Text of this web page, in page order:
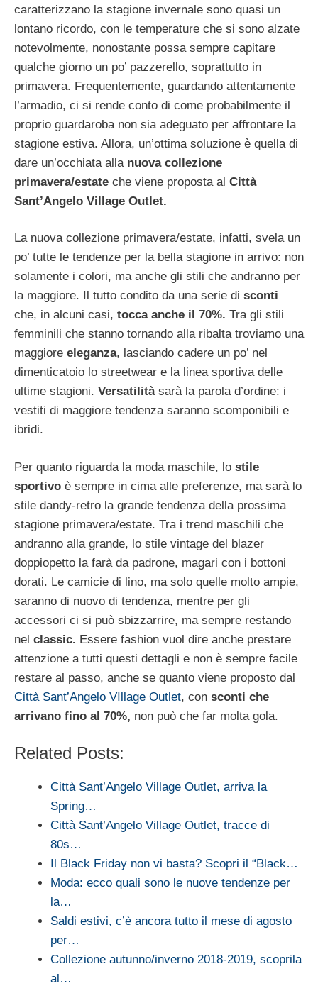
caratterizzano la stagione invernale sono quasi un
lontano ricordo, con le temperature che si sono alzate
notevolmente, nonostante possa sempre capitare
qualche giorno un po’ pazzerello, soprattutto in
primavera. Frequentemente, guardando attentamente
l’armadio, ci si rende conto di come probabilmente il
proprio guardaroba non sia adeguato per affrontare la
stagione estiva. Allora, un’ottima soluzione è quella di
dare un’occhiata alla nuova collezione
primavera/estate che viene proposta al Città
Sant’Angelo Village Outlet.
La nuova collezione primavera/estate, infatti, svela un
po’ tutte le tendenze per la bella stagione in arrivo: non
solamente i colori, ma anche gli stili che andranno per
la maggiore. Il tutto condito da una serie di sconti
che, in alcuni casi, tocca anche il 70%. Tra gli stili
femminili che stanno tornando alla ribalta troviamo una
maggiore eleganza, lasciando cadere un po’ nel
dimenticatoio lo streetwear e la linea sportiva delle
ultime stagioni. Versatilità sarà la parola d’ordine: i
vestiti di maggiore tendenza saranno scomponibili e
ibridi.
Per quanto riguarda la moda maschile, lo stile
sportivo è sempre in cima alle preferenze, ma sarà lo
stile dandy-retro la grande tendenza della prossima
stagione primavera/estate. Tra i trend maschili che
andranno alla grande, lo stile vintage del blazer
doppiopetto la farà da padrone, magari con i bottoni
dorati. Le camicie di lino, ma solo quelle molto ampie,
saranno di nuovo di tendenza, mentre per gli
accessori ci si può sbizzarrire, ma sempre restando
nel classic. Essere fashion vuol dire anche prestare
attenzione a tutti questi dettagli e non è sempre facile
restare al passo, anche se quanto viene proposto dal
Città Sant’Angelo VIllage Outlet, con sconti che
arrivano fino al 70%, non può che far molta gola.
Related Posts:
Città Sant’Angelo Village Outlet, arriva la
Spring…
Città Sant’Angelo Village Outlet, tracce di
80s…
Il Black Friday non vi basta? Scopri il “Black…
Moda: ecco quali sono le nuove tendenze per
la…
Saldi estivi, c’è ancora tutto il mese di agosto
per…
Collezione autunno/inverno 2018-2019, scoprila
al…